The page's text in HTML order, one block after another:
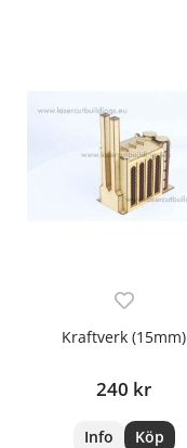
Kraftverk (15mm)
240 kr
Info Köp